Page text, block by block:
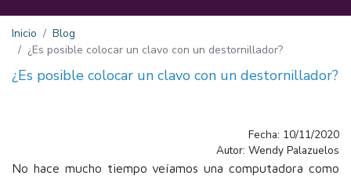
Inicio
Blog
¿Es posible colocar un clavo con un destornillador?
¿Es posible colocar un clavo con un destornillador?
Fecha: 10/11/2020
Autor: Wendy Palazuelos
No hace mucho tiempo veíamos una computadora como